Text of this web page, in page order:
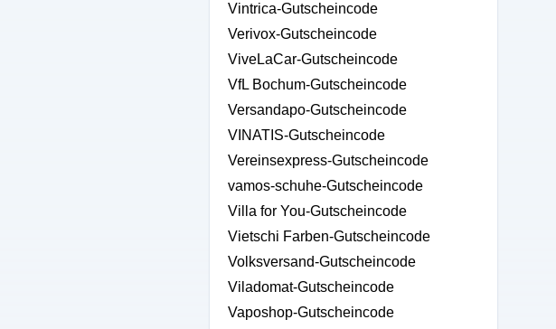
Vintrica-Gutscheincode
Verivox-Gutscheincode
ViveLaCar-Gutscheincode
VfL Bochum-Gutscheincode
Versandapo-Gutscheincode
VINATIS-Gutscheincode
Vereinsexpress-Gutscheincode
vamos-schuhe-Gutscheincode
Villa for You-Gutscheincode
Vietschi Farben-Gutscheincode
Volksversand-Gutscheincode
Viladomat-Gutscheincode
Vaposhop-Gutscheincode